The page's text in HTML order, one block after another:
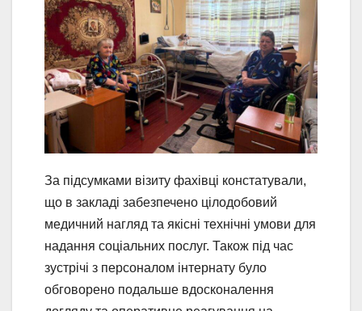
За підсумками візиту фахівці констатували,
що в закладі забезпечено цілодобовий
медичний нагляд та якісні технічні умови для
надання соціальних послуг. Також під час
зустрічі з персоналом інтернату було
обговорено подальше вдосконалення